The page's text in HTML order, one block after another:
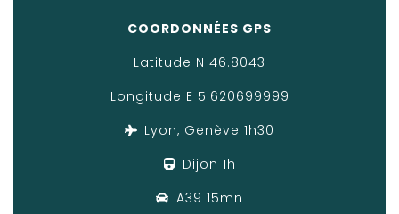
COORDONNÉES GPS
Latitude N 46.8043
Longitude E 5.620699999
Lyon, Genève 1h30
Dijon 1h
A39 15mn